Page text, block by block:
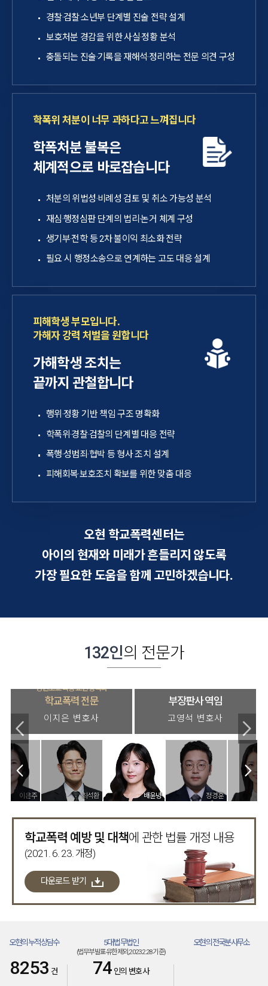
경찰·검찰·소년부 단계별 진술 전략 설계
보호처분 경감을 위한 사실·정황 분석
충돌되는 진술·기록을 재해석·정리하는 전문 의견 구성
학폭위 처분이 너무 과하다고 느껴집니다
학폭처분 불복은
체계적으로 바로잡습니다
처분의 위법성·비례성 검토 및 취소 가능성 분석
재심·행정심판 단계의 법리·논거 체계 구성
생기부·전학 등 2차 불이익 최소화 전략
필요 시 행정소송으로 연계하는 고도 대응 설계
피해학생 부모입니다.
가해자 강력 처벌을 원합니다
가해학생 조치는
끝까지 관철합니다
행위·정황 기반 책임 구조 명확화
학폭위·경찰·검찰의 단계별 대응 전략
폭행·성범죄·협박 등 형사 조치 설계
피해회복·보호조치 확보를 위한 맞춤 대응
오현 학교폭력센터는
아이의 현재와 미래가 흔들리지 않도록
가장 필요한 도움을 함께 고민하겠습니다.
132인의 전문가
강원도교육청 교원정책과
학교폭력 전문
이지은 변호사
부장판사 역임
고영석 변호사
이은주 최석환 배윤녕 정경훈 김태연
학교폭력 예방 및 대책에 관한 법률 개정 내용
(2021. 6. 23. 개정)
다운로드 받기
오현의 누적상담수
8253 건
5대 법무법인
(법무부발표·유한제외, 2023.2.28 기준)
74 인의 변호사
오현의 전국분사무소